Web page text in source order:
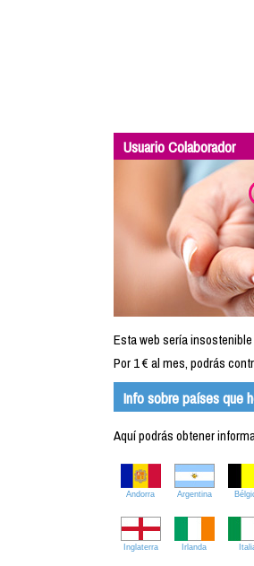
Usuario Colaborador
Esta web sería
Por 1 € al mes, podrás
Info sobre países que
Aquí podrás obtener
Andorra Argentina
Inglaterra Irlanda